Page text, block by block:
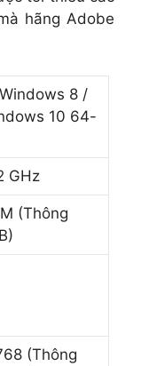
hãng Adobe
8 /
10 64-
GHz
(Thông
(Thông